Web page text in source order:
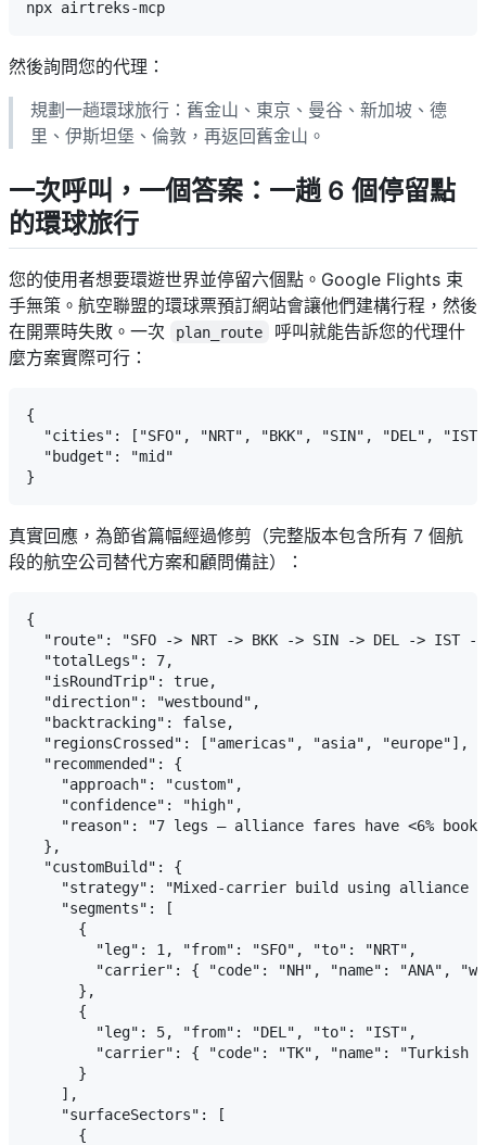
然後詢問您的代理：
規劃一趟環球旅行：舊金山、東京、曼谷、新加坡、德
里、伊斯坦堡、倫敦，再返回舊金山。
一次呼叫，一個答案：一趟 6 個停留點
的環球旅行
您的使用者想要環遊世界並停留六個點。Google Flights 束
手無策。航空聯盟的環球票預訂網站會讓他們建構行程，然後
在開票時失敗。一次
plan_route
呼叫就能告訴您的代理什
麼方案實際可行：
{
"cities": ["SFO", "NRT", "BKK", "SIN", "DEL",
  "budget": "mid"
真實回應，為節省篇幅經過修剪（完整版本包含所有 7 個航
段的航空公司替代方案和顧問備註）：
{
"route": "SFO -> NRT -> BKK -> SIN -> DEL -> IST -
  "totalLegs": 7,
  "isRoundTrip": true,
  "direction": "westbound",
  "backtracking": false,
  "regionsCrossed": ["americas", "asia", "europe"],
  "recommended": {
    "approach": "custom",
    "confidence": "high",
"reason": "7 legs — alliance fares have <6%
  },
  "customBuild": {
"strategy": "Mixed-carrier build using alliance
    "segments": [
      {
        "leg": 1, "from": "SFO", "to": "NRT",
"carrier": { "code": "NH", "name": "ANA",
      },
      {
        "leg": 5, "from": "DEL", "to": "IST",
"carrier": { "code": "TK", "name": "Turkish
      }
    ],
    "surfaceSectors": [
      {